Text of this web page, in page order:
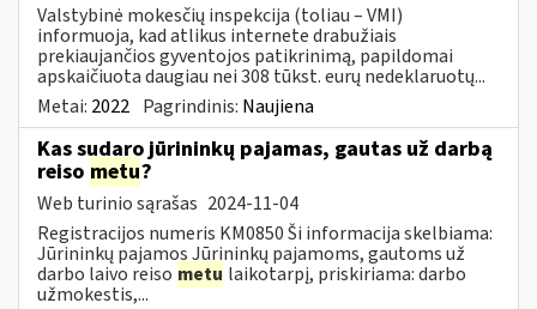
Valstybinė mokesčių inspekcija (toliau – VMI)
informuoja, kad atlikus internete drabužiais
prekiaujančios gyventojos patikrinimą, papildomai
apskaičiuota daugiau nei 308 tūkst. eurų nedeklaruotų...
Metai: 2022 Pagrindinis: Naujiena
Kas sudaro jūrininkų pajamas, gautas už darbą
reiso metu?
Web turinio sąrašas 2024-11-04
Registracijos numeris KM0850 Ši informacija skelbiama:
Jūrininkų pajamos Jūrininkų pajamoms, gautoms už
darbo laivo reiso metu laikotarpį, priskiriama: darbo
užmokestis,...